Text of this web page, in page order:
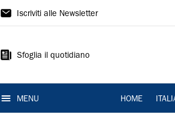
La
Ferrara
Iscriviti alle Newsletter
Sfoglia il quotidiano
MENU HOME